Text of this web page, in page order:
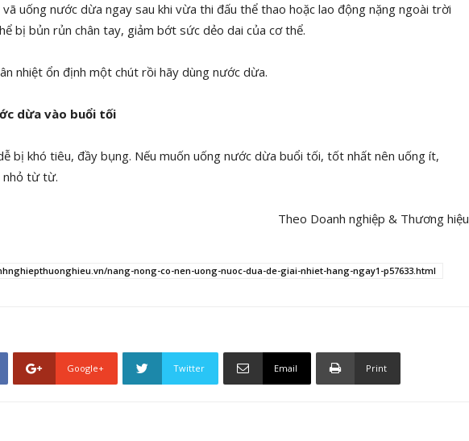
uống nước dừa ngay sau khi vừa thi đấu thể thao hoặc lao động nặng ngoài trời
bị bủn rủn chân tay, giảm bớt sức dẻo dai của cơ thể.
nhiệt ổn định một chút rồi hãy dùng nước dừa.
dừa vào buổi tối
bị khó tiêu, đầy bụng. Nếu muốn uống nước dừa buổi tối, tốt nhất nên uống ít,
nhỏ từ từ.
Theo Doanh nghiệp & Thương hiệu
nang-nong-co-nen-uong-nuoc-dua-de-giai-nhiet-hang-ngay1-p57633.html
Google+ Twitter Email Print